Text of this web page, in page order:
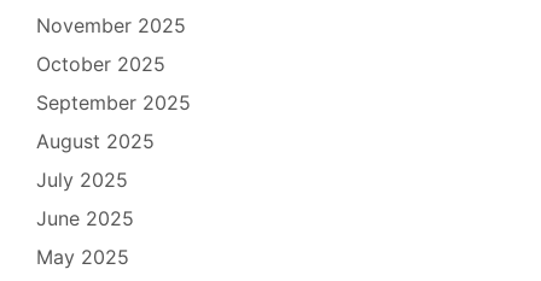
November 2025
October 2025
September 2025
August 2025
July 2025
June 2025
May 2025